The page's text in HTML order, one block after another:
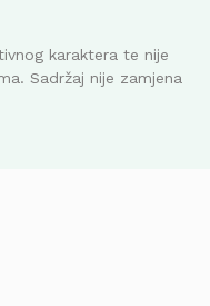
karaktera te nije
Sadržaj nije zamjena